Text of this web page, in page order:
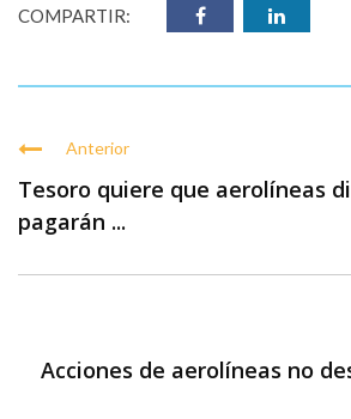
COMPARTIR:
Anterior
Tesoro quiere que aerolíneas
pagarán ...
Acciones de aerolíneas no